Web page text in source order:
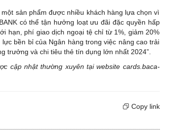
sản phẩm được nhiều khách hàng lựa chọn vì
có thể tận hưởng loạt ưu đãi đặc quyền hấp
hạn, phí giao dịch ngoại tệ chỉ từ 1%, giảm 20%
bền bỉ của Ngân hàng trong việc nâng cao trải
trưởng và chi tiêu thẻ tín dụng lớn nhất 2024”.
cập nhật thường xuyên tại website cards.baca-
Copy link